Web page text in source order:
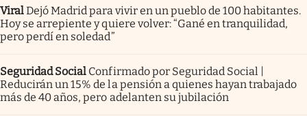
ViralDejó Madrid para vivir en un pueblo de 100 habitantes.
Hoy se arrepiente y quiere volver: “Gané en tranquilidad,
pero perdí en soledad”
Seguridad Social Confirmado por Seguridad Social |
Reducirán un 15% de la pensión a quienes hayan trabajado
más de 40 años, pero adelanten su jubilación